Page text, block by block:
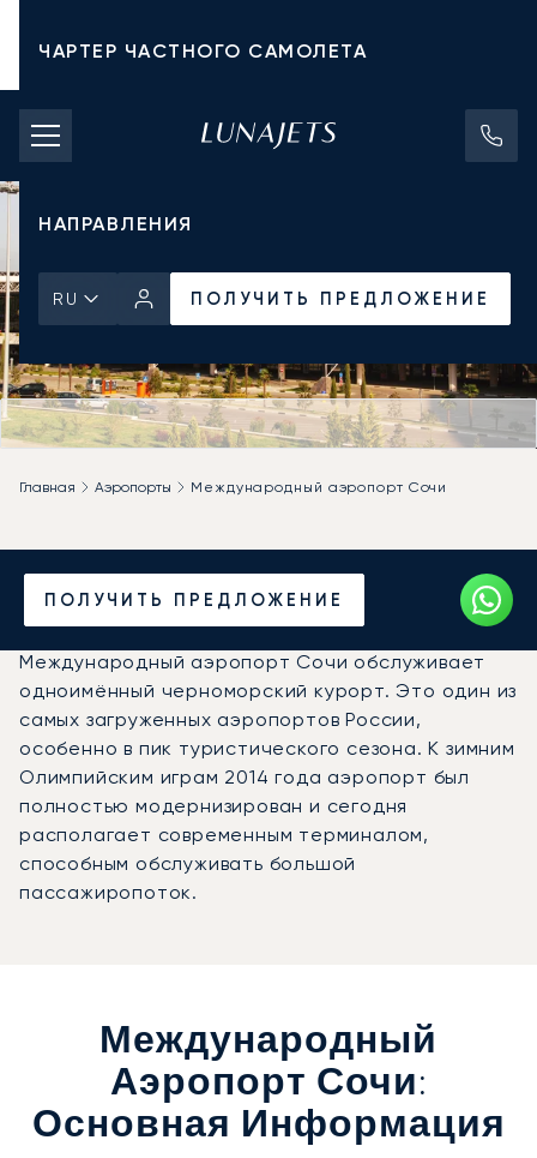
ЧАРТЕР ЧАСТНОГО САМОЛЕТА
СТОИМОСТЬ ЧАРТЕРА
ЧАСТНЫЕ САМОЛЕТЫ
НАПРАВЛЕНИЯ
RU ПОЛУЧИТЬ ПРЕДЛОЖЕНИЕ
ПОЛУЧИТЬ ПРЕДЛОЖЕНИЕ
Главная Аэропорты Международный аэропорт Сочи
Частный джет в
аэропорт Сочи (AER)
Международный аэропорт Сочи обслуживает
одноимённый черноморский курорт. Это один из
самых загруженных аэропортов России,
особенно в пик туристического сезона. К зимним
Олимпийским играм 2014 года аэропорт был
полностью модернизирован и сегодня
располагает современным терминалом,
способным обслуживать большой
пассажиропоток.
Международный
Аэропорт Сочи:
Основная Информация